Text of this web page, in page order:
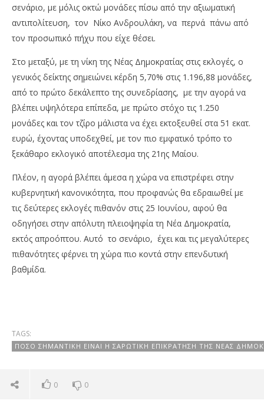
σενάριο, με μόλις οκτώ μονάδες πίσω από την αξιωματική
αντιπολίτευση, τον Νίκο Ανδρουλάκη, να περνά πάνω από
τον προσωπικό πήχυ που είχε θέσει.
Στο μεταξύ, με τη νίκη της Νέας Δημοκρατίας στις εκλογές, ο
γενικός δείκτης σημειώνει κέρδη 5,70% στις 1.196,88 μονάδες,
από το πρώτο δεκάλεπτο της συνεδρίασης, με την αγορά να
βλέπει υψηλότερα επίπεδα, με πρώτο στόχο τις 1.250
μονάδες και τον τζίρο μάλιστα να έχει εκτοξευθεί στα 51 εκατ.
ευρώ, έχοντας υποδεχθεί, με τον πιο εμφατικό τρόπο το
ξεκάθαρο εκλογικό αποτέλεσμα της 21ης Μαίου.
Πλέον, η αγορά βλέπει άμεσα η χώρα να επιστρέφει στην
κυβερνητική κανονικότητα, που προφανώς θα εδραιωθεί με
τις δεύτερες εκλογές πιθανόν στις 25 Ιουνίου, αφού θα
οδηγήσει στην απόλυτη πλειοψηφία τη Νέα Δημοκρατία,
εκτός απροόπτου. Αυτό το σενάριο, έχει και τις μεγαλύτερες
πιθανότητες φέρνει τη χώρα πιο κοντά στην επενδυτική
βαθμίδα.
TAGS:
ΠΌΣΟ ΣΗΜΑΝΤΙΚΉ ΕΊΝΑΙ Η ΣΑΡΩΤΙΚΉ ΕΠΙΚΡΆΤΗΣΗ ΤΗΣ ΝΈΑΣ
0 0